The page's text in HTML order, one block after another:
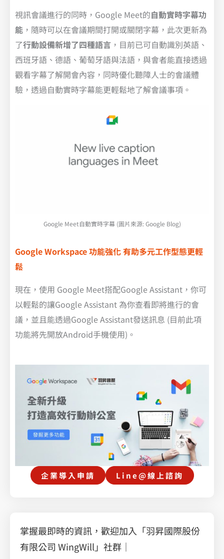
視訊會議進行的同時，Google Meet的自動實時字幕功
能 ，隨時可以在會議期間打開或關閉字幕，此次更新為
了行動設備新增了四種語言 ，目前已可自動識別英語、
西班牙語、德語、葡萄牙語與法語，與會者能直接透過
觀看字幕了解開會內容，同時優化聽障人士的會議體
驗，透過自動實時字幕能更輕鬆地了解會議事項。
Google Meet自動實時字幕 (圖片來源: Google Blog)
Google Workspace 功能強化 有助多元工作型態更輕
鬆
現在，使用 Google Meet搭配Google Assistant，你可
以輕鬆的讓Google Assistant 為你查看即將進行的會
議，並且能透過Google Assistant發送訊息 (目前此項
功能將先開放Android手機使用)。
企業導入申請 Line@線上諮詢
掌握最即時的資訊，歡迎加入「羽昇國際股份
有限公司 WingWill」社群｜